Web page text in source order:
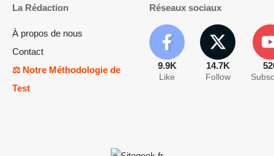
La Rédaction
À propos de nous
Contact
⚖️ Notre Méthodologie de
Test
Réseaux sociaux
9.9K
Like
14.7K
Follow